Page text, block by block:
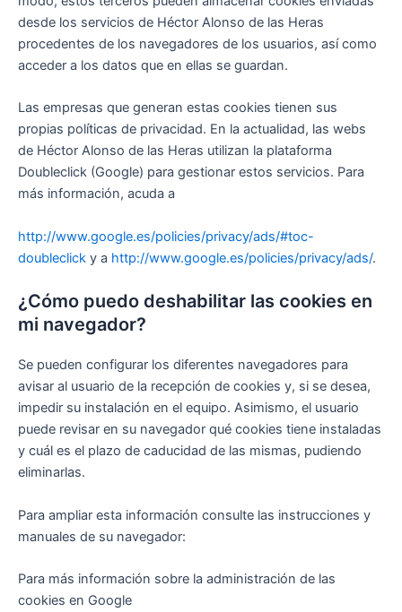
desde los servicios de Héctor Alonso de las Heras
procedentes de los navegadores de los usuarios, así como
acceder a los datos que en ellas se guardan.
Las empresas que generan estas cookies tienen sus
propias políticas de privacidad. En la actualidad, las webs
de Héctor Alonso de las Heras utilizan la plataforma
Doubleclick (Google) para gestionar estos servicios. Para
más información, acuda a
http://www.google.es/policies/privacy/ads/#toc-
doubleclick y a http://www.google.es/policies/privacy/ads/.
¿Cómo puedo deshabilitar las cookies en
mi navegador?
Se pueden configurar los diferentes navegadores para
avisar al usuario de la recepción de cookies y, si se desea,
impedir su instalación en el equipo. Asimismo, el usuario
puede revisar en su navegador qué cookies tiene instaladas
y cuál es el plazo de caducidad de las mismas, pudiendo
eliminarlas.
Para ampliar esta información consulte las instrucciones y
manuales de su navegador:
Para más información sobre la administración de las
cookies en Google